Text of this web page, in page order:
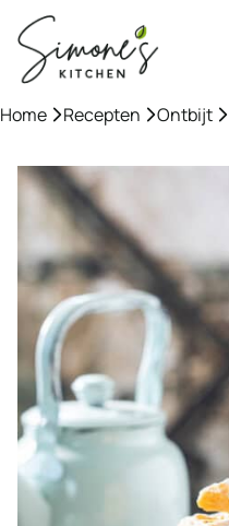
naar
inhoud
Home »Recepten »Ontbijt »